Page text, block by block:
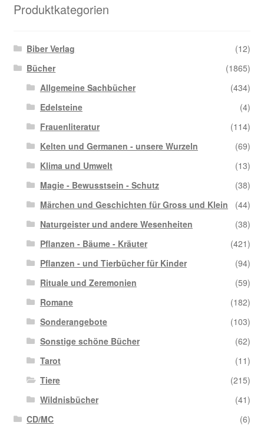
Produktkategorien
Biber Verlag
(12)
Bücher
(1865)
Allgemeine Sachbücher
(434)
Edelsteine
(4)
Frauenliteratur
(114)
Kelten und Germanen - unsere Wurzeln
(69)
Klima und Umwelt
(13)
Magie - Bewusstsein - Schutz
(38)
Märchen und Geschichten für Gross und Klein
(44)
Naturgeister und andere Wesenheiten
(38)
Pflanzen - Bäume - Kräuter
(421)
Pflanzen - und Tierbücher für Kinder
(94)
Rituale und Zeremonien
(59)
Romane
(182)
Sonderangebote
(103)
Sonstige schöne Bücher
(62)
Tarot
(11)
Tiere
(215)
Wildnisbücher
(41)
CD/MC
(6)